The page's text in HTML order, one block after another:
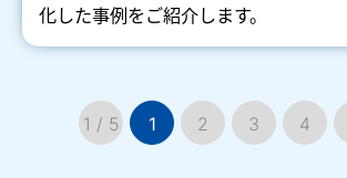
化した事例をご紹介します。
1 / 5 1 2 3 4